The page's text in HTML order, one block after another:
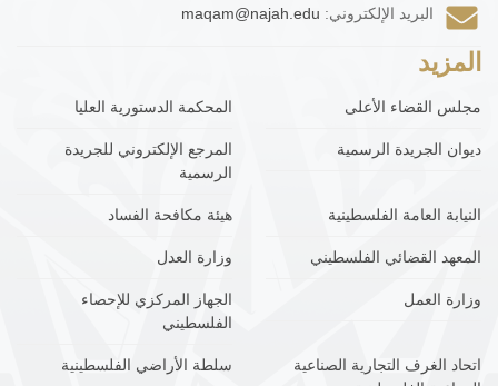
البريد الإلكتروني: maqam@najah.edu
المزيد
مجلس القضاء الأعلى المحكمة الدستورية العليا
ديوان الجريدة الرسمية
المرجع الإلكتروني للجريدة
الرسمية
النيابة العامة الفلسطينية هيئة مكافحة الفساد
المعهد القضائي الفلسطيني وزارة العدل
وزارة العمل
الجهاز المركزي للإحصاء
الفلسطيني
اتحاد الغرف التجارية الصناعية
سلطة الأراضي الفلسطينية